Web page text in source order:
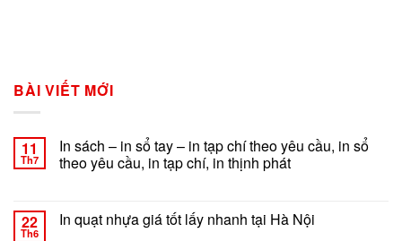
BÀI VIẾT MỚI
11
Th7
In sách – in sổ tay – in tạp chí theo yêu cầu, in sổ
theo yêu cầu, in tạp chí, in thịnh phát
sách
–
22
Th6
In quạt nhựa giá tốt lấy nhanh tại Hà Nội